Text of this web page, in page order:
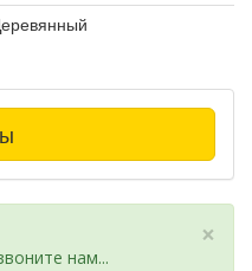
×
нам...